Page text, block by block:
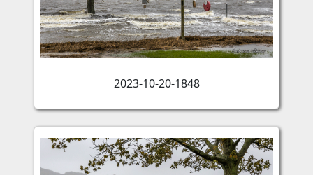
2023-10-20-1848